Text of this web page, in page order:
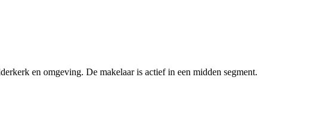
en omgeving. De makelaar is actief in een midden segment.